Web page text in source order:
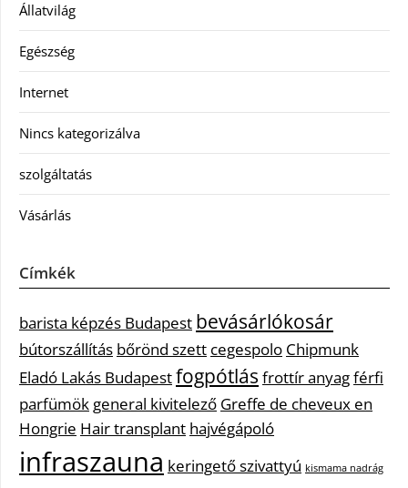
Állatvilág
Egészség
Internet
Nincs kategorizálva
szolgáltatás
Vásárlás
Címkék
barista képzés Budapest bevásárlókosár
bútorszállítás bőrönd szett cegespolo Chipmunk
Eladó Lakás Budapestfogpótlás frottír anyagférfi
parfümök general kivitelező Greffe de cheveux en
Hongrie Hair transplant hajvégápoló
infraszauna keringető szivattyú kismama nadrág